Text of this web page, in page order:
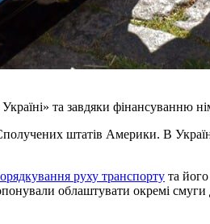
та завдяки фінансуванню
штатів Америки. В
руху транспорту та
облаштувати окремі